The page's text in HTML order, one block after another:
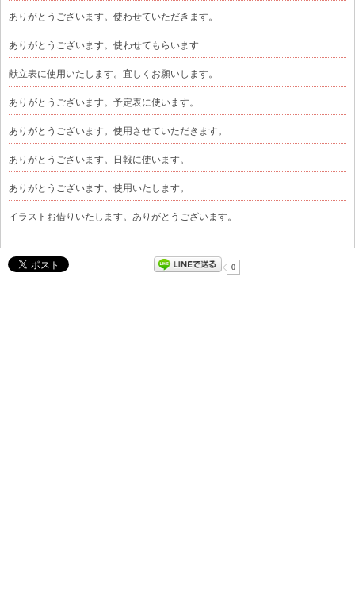
ありがとうございます。使わせていただきます。
ありがとうございます。使わせてもらいます
献立表に使用いたします。宜しくお願いします。
ありがとうございます。予定表に使います。
ありがとうございます。使用させていただきます。
ありがとうございます。日報に使います。
ありがとうございます、使用いたします。
イラストお借りいたします。ありがとうございます。
0